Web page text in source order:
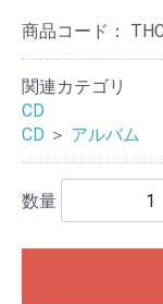
商品コード：
関連カテゴリ
CD
CD ＞ アルバム
数量